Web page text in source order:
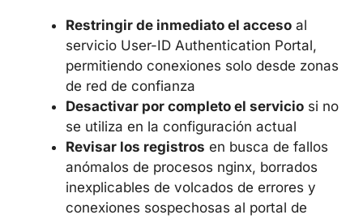
RECOMENDACIONES PRÁCTICAS
Hasta la publicación de las correcciones
oficiales (prevista para el 13 de mayo de
2026) deben adoptarse las siguientes
medidas:
Restringir de inmediato el accesoal
servicio User-ID Authentication Portal,